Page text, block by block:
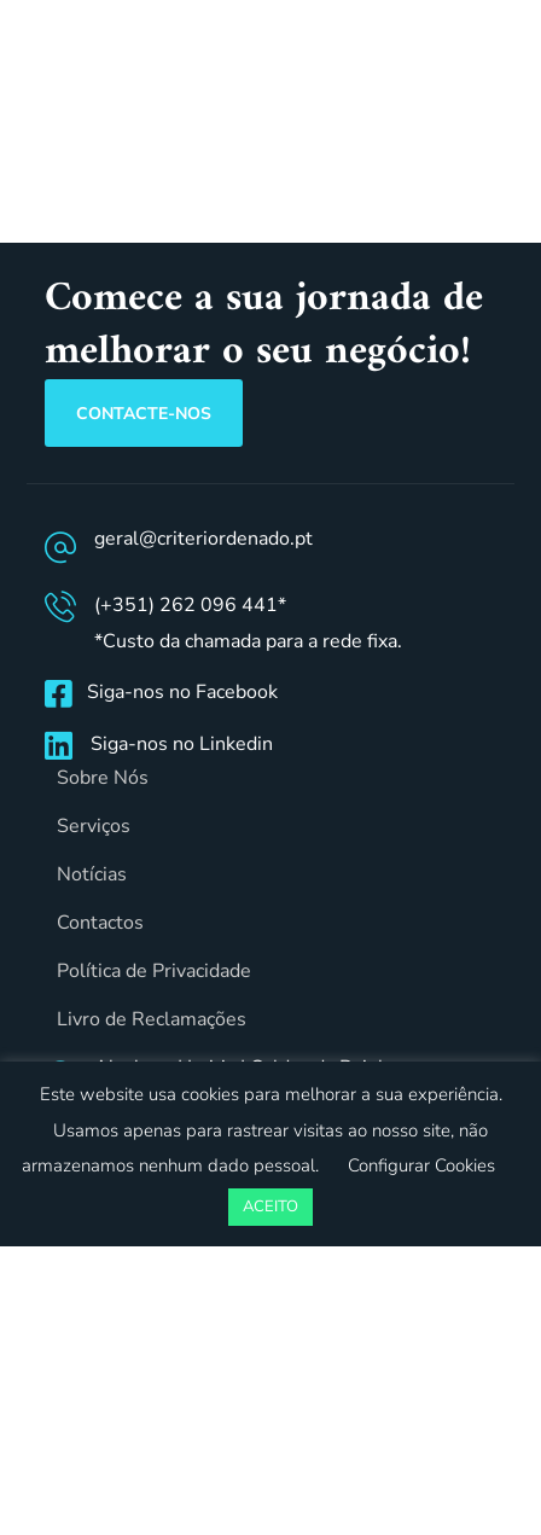
Comece a sua jornada de
melhorar o seu negócio!
CONTACTE-NOS
geral@criteriordenado.pt
(+351) 262 096 441*
*Custo da chamada para a rede fixa.
Siga-nos no Facebook
Siga-nos no Linkedin
Sobre Nós
Serviços
Notícias
Contactos
Política de Privacidade
Livro de Reclamações
Alcobaça | Leiria | Caldas da Rainha
Este website usa cookies para melhorar a sua experiência.
Usamos apenas para rastrear visitas ao nosso site, não
armazenamos nenhum dado pessoal.
Configurar Cookies
ACEITO